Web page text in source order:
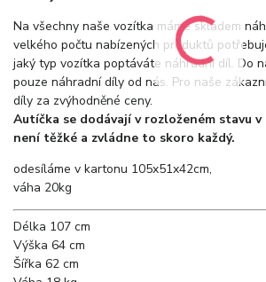
Na všechny naše vozítka máme skladem
velkého počtu nabízených produktů
jaký typ vozítka poptáváte náhradní díl. Do
pouze náhradní díly od nás. Pro naše
díly za zvýhodněné ceny.
Autíčka se dodávají v rozloženém stavu
není těžké a zvládne to skoro každý.
odesíláme v kartonu 105x51x42cm,
váha 20kg
Délka 107 cm
Výška 64 cm
Šířka 62 cm